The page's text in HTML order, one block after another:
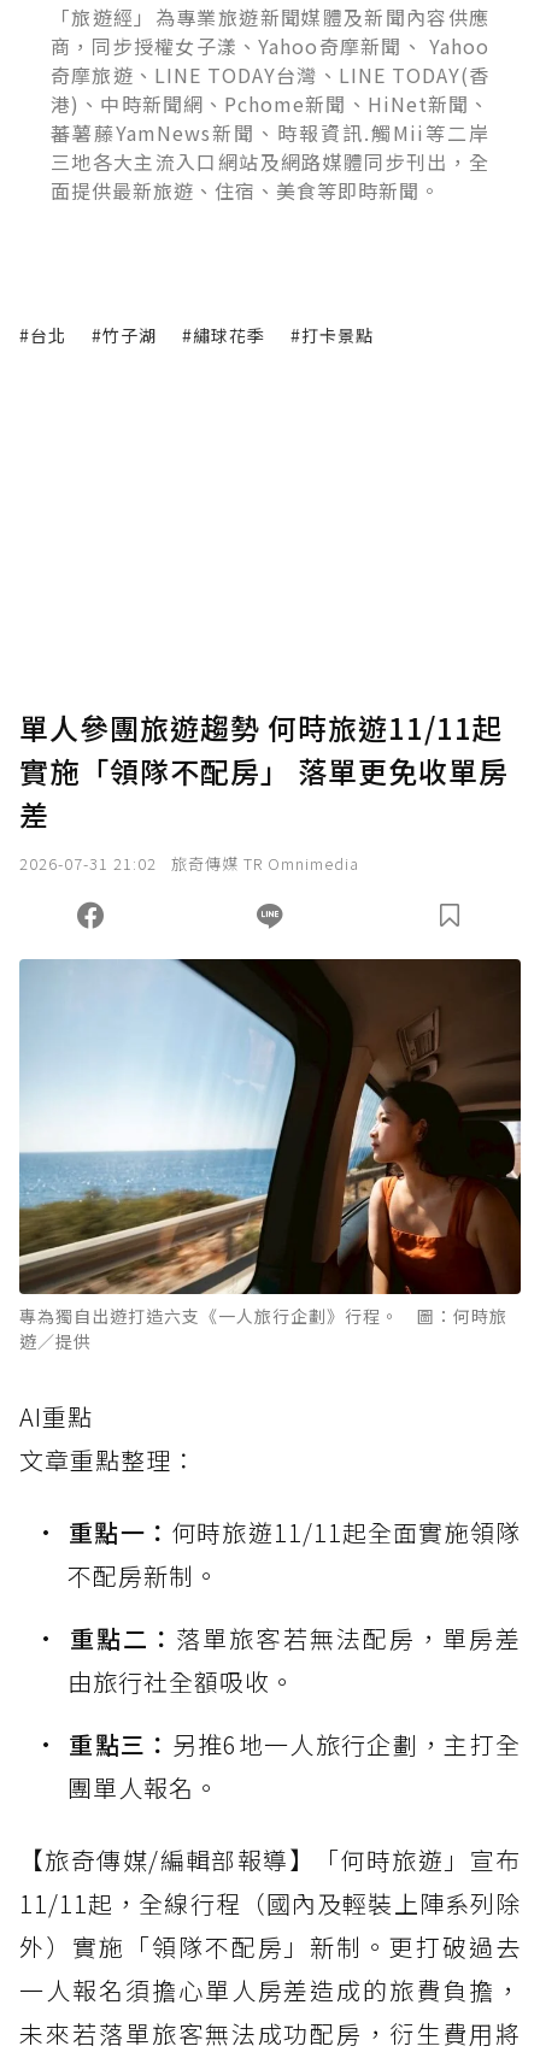
「旅遊經」為專業旅遊新聞媒體及新聞內容供應
商，同步授權女子漾、Yahoo奇摩新聞、 Yahoo
奇摩旅遊、LINE TODAY台灣、LINE TODAY(香
港)、中時新聞網、Pchome新聞、HiNet新聞、
蕃薯藤YamNews新聞、時報資訊.觸Mii等二岸
三地各大主流入口網站及網路媒體同步刊出，全
面提供最新旅遊、住宿、美食等即時新聞。
#台北 #竹子湖 #繡球花季 #打卡景點
單人參團旅遊趨勢 何時旅遊11/11起
實施「領隊不配房」 落單更免收單房
差
2026-07-31 21:02 旅奇傳媒 TR Omnimedia
專為獨自出遊打造六支《一人旅行企劃》行程。 圖：何時旅
遊／提供
AI重點
文章重點整理：
重點一： 何時旅遊11/11起全面實施領隊
不配房新制。
重點二： 落單旅客若無法配房，單房差
由旅行社全額吸收。
重點三： 另推6地一人旅行企劃，主打全
團單人報名。
【旅奇傳媒/編輯部報導】「何時旅遊」宣布
11/11起，全線行程（國內及輕裝上陣系列除
外）實施「領隊不配房」新制。更打破過去
一人報名須擔心單人房差造成的旅費負擔，
未來若落單旅客無法成功配房，衍生費用將